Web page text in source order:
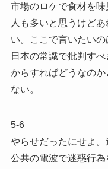
市場のロケで食材を
人も多いと思うけど
い。ここで言いたい
日本の常識で批判す
からすればどうなの
ない。
5-6
やらせだったにせよ。
公共の電波で迷惑行